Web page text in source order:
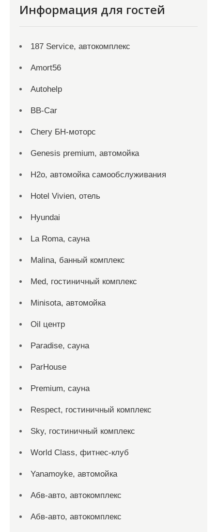
Информация для гостей
187 Service, автокомплекс
Amort56
Autohelp
BB-Car
Chery БН-моторс
Genesis premium, автомойка
H2o, автомойка самообслуживания
Hotel Vivien, отель
Hyundai
La Roma, сауна
Malina, банный комплекс
Med, гостиничный комплекс
Minisota, автомойка
Oil центр
Paradise, сауна
ParHouse
Premium, сауна
Respect, гостиничный комплекс
Sky, гостиничный комплекс
World Class, фитнес-клуб
Yanamoyke, автомойка
Абв-авто, автокомплекс
Абв-авто, автокомплекс